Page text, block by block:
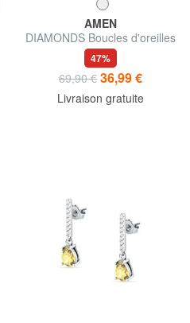
AMEN
DIAMONDS Boucles d'oreilles
pendantes avec zircones
colorées
47%
69,90 € 36,99 €
Livraison gratuite